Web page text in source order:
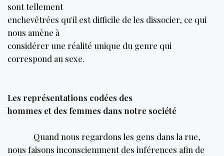
sont tellement
enchevêtrées qu'il est difficile de les dissocier, ce qui
nous amène à
considérer une réalité unique du genre qui
correspond au sexe.
Les représentations codées des
hommes et des femmes dans notre société
Quand nous regardons les gens dans la rue,
nous faisons inconsciemment des inférences afin de